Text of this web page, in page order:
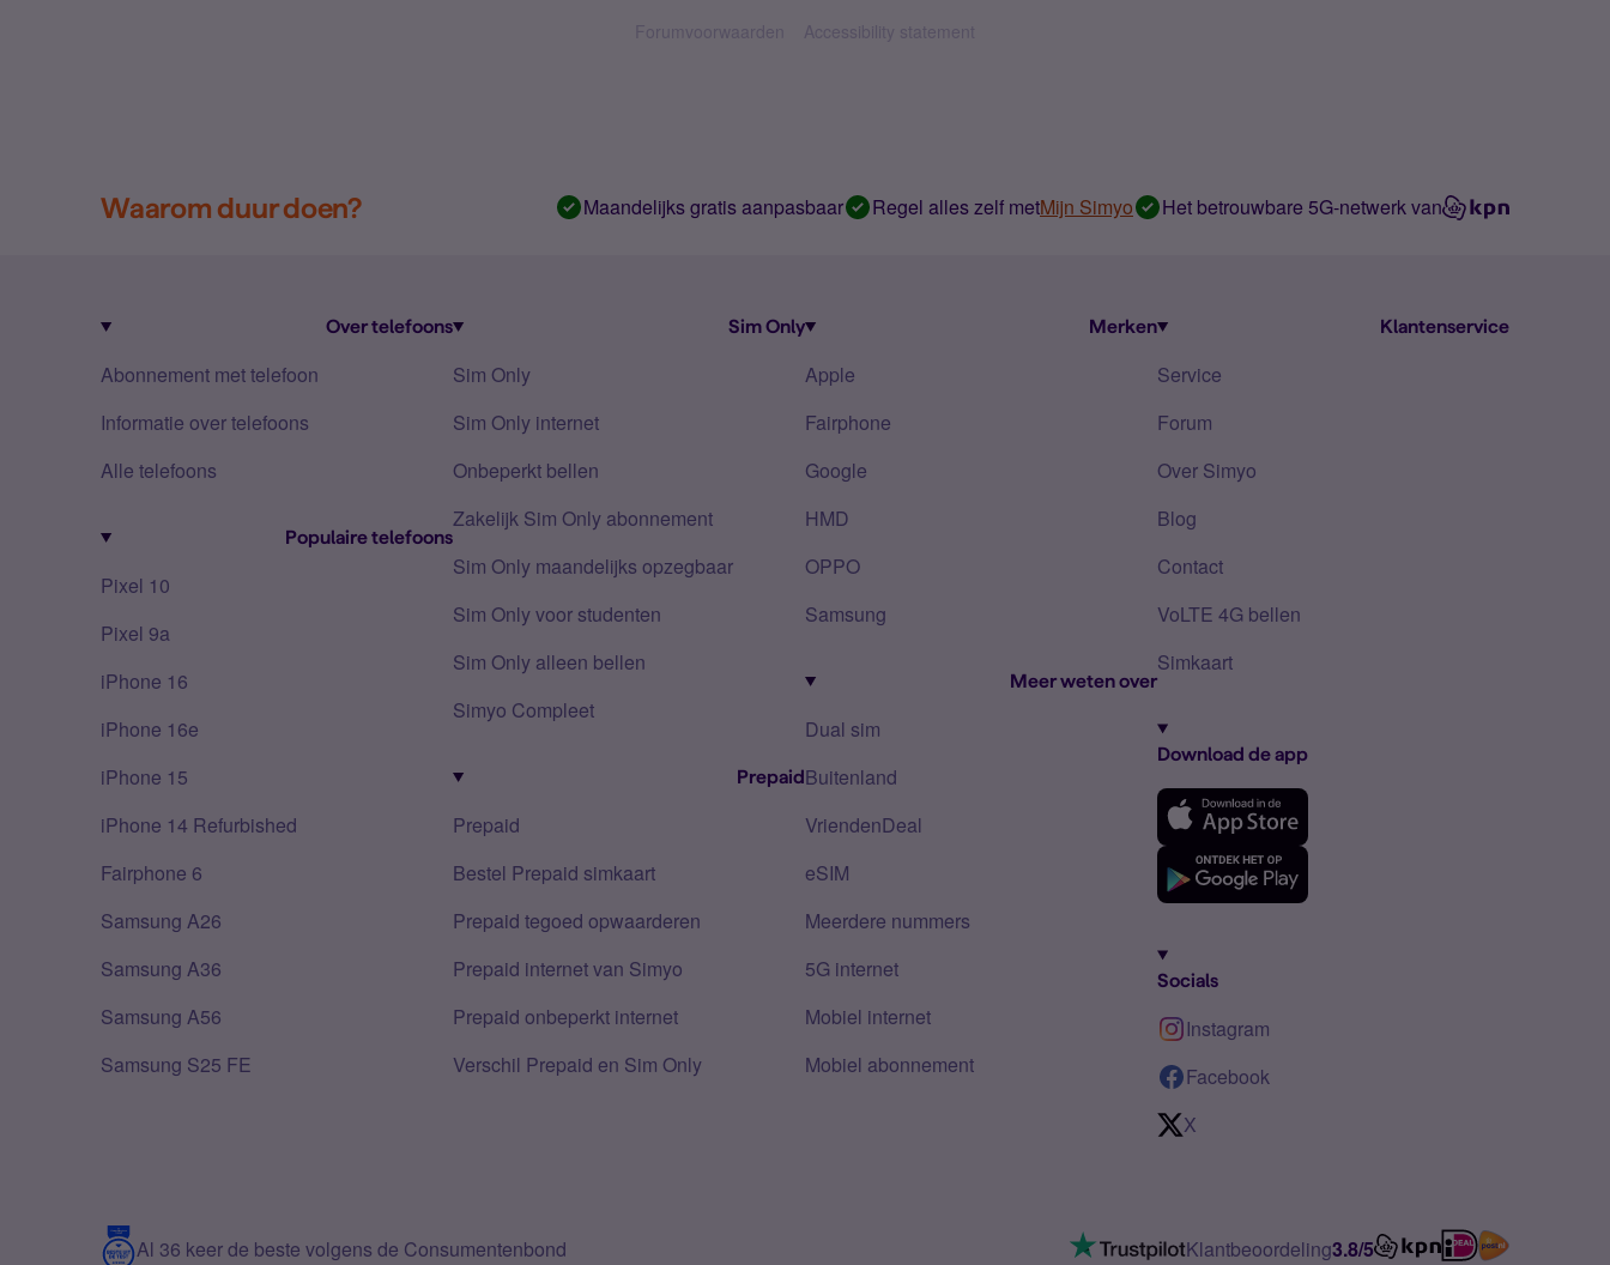
Forumvoorwaarden Accessibility statement
Waarom duur doen? Maandelijks gratis aanpasbaar Regel alles zelf metMijn Simyo Het betrouwbare 5G-netwerk van
Over telefoons
Abonnement met telefoon
Informatie over telefoons
Alle telefoons
Populaire telefoons
Pixel 10
Pixel 9a
iPhone 16
iPhone 16e
iPhone 15
iPhone 14 Refurbished
Fairphone 6
Samsung A26
Samsung A36
Samsung A56
Samsung S25 FE
Sim Only
Sim Only
Sim Only internet
Onbeperkt bellen
Zakelijk Sim Only abonnement
Sim Only maandelijks opzegbaar
Sim Only voor studenten
Sim Only alleen bellen
Simyo Compleet
Prepaid
Prepaid
Bestel Prepaid simkaart
Prepaid tegoed opwaarderen
Prepaid internet van Simyo
Prepaid onbeperkt internet
Verschil Prepaid en Sim Only
Merken
Apple
Fairphone
Google
HMD
OPPO
Samsung
Meer weten over
Dual sim
Buitenland
VriendenDeal
eSIM
Meerdere nummers
5G internet
Mobiel internet
Mobiel abonnement
Klantenservice
Service
Forum
Over Simyo
Blog
Contact
VoLTE 4G bellen
Simkaart
Download de app
Socials
Instagram
Facebook
X
Al 36 keer de beste volgens de Consumentenbond Klantbeoordeling3.8/5